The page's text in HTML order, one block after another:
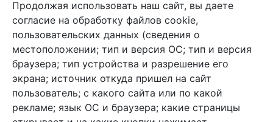
+7 (495) 933-38-08
info@arben-textile.ru- оптовые продажи
Арбен текстиль г. Щелково, пер.
1-й Советский д.25, владение 2.
Продолжая использовать наш сайт, вы даете
согласие на обработку файлов cookie,
пользовательских данных (сведения о
местоположении; тип и версия ОС; тип и версия
браузера; тип устройства и разрешение его
экрана; источник откуда пришел на сайт
пользователь; с какого сайта или по какой
рекламе; язык ОС и браузера; какие страницы